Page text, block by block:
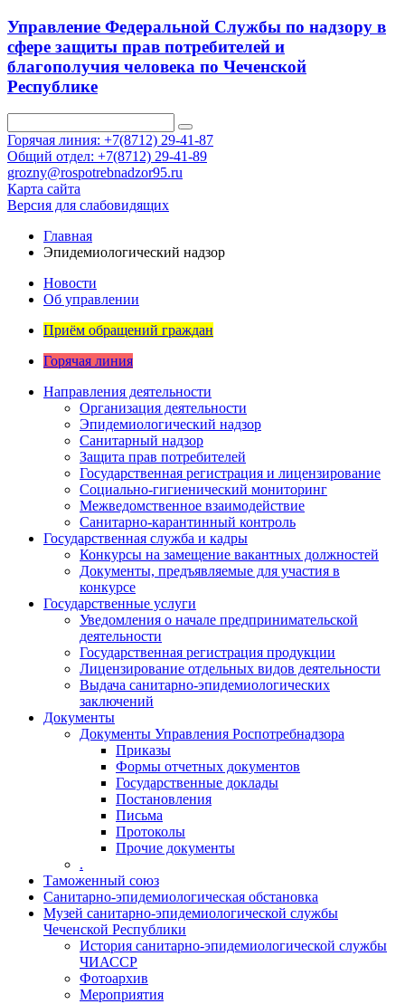
Управление Федеральной Службы по надзору в
сфере защиты прав потребителей и
благополучия человека по Чеченской
Республике
Горячая линия: +7(8712) 29-41-87
Общий отдел: +7(8712) 29-41-89
grozny@rospotrebnadzor95.ru
Карта сайта
Версия для слабовидящих
Главная
Эпидемиологический надзор
Новости
Об управлении
Приём обращений граждан
Горячая линия
Направления деятельности
Организация деятельности
Эпидемиологический надзор
Санитарный надзор
Защита прав потребителей
Государственная регистрация и лицензирование
Социально-гигиенический мониторинг
Межведомственное взаимодействие
Санитарно-карантинный контроль
Государственная служба и кадры
Конкурсы на замещение вакантных должностей
Документы, предъявляемые для участия в
конкурсе
Государственные услуги
Уведомления о начале предпринимательской
деятельности
Государственная регистрация продукции
Лицензирование отдельных видов деятельности
Выдача санитарно-эпидемиологических
заключений
Документы
Документы Управления Роспотребнадзора
Приказы
Формы отчетных документов
Государственные доклады
Постановления
Письма
Протоколы
Прочие документы
.
Таможенный союз
Санитарно-эпидемиологическая обстановка
Музей санитарно-эпидемиологической службы
Чеченской Республики
История санитарно-эпидемиологической службы
ЧИАССР
Фотоархив
Мероприятия